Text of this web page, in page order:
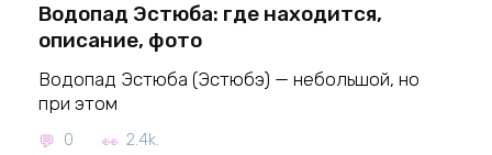
Водопад Эстюба: где находится,
описание, фото
Водопад Эстюба (Эстюбэ) — небольшой, но
при этом
0 2.4k.